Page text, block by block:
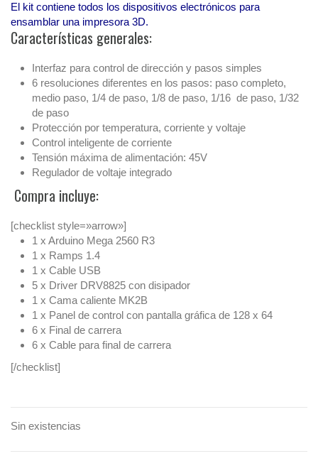
El kit contiene todos los dispositivos electrónicos para
ensamblar una impresora 3D.
Características generales:
Interfaz para control de dirección y pasos simples
6 resoluciones diferentes en los pasos: paso completo,
medio paso, 1/4 de paso, 1/8 de paso, 1/16 de paso, 1/32
de paso
Protección por temperatura, corriente y voltaje
Control inteligente de corriente
Tensión máxima de alimentación: 45V
Regulador de voltaje integrado
Compra incluye:
[checklist style=»arrow»]
1 x Arduino Mega 2560 R3
1 x Ramps 1.4
1 x Cable USB
5 x Driver DRV8825 con disipador
1 x Cama caliente MK2B
1 x Panel de control con pantalla gráfica de 128 x 64
6 x Final de carrera
6 x Cable para final de carrera
[/checklist]
Sin existencias